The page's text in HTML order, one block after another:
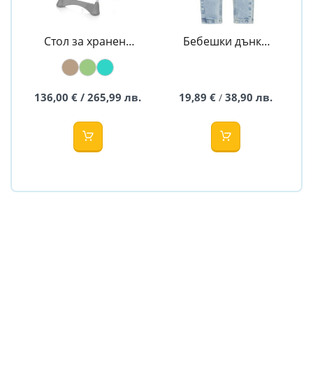
Стол за хранене
PEPE - BABY
DESIGN
136,00 € / 265,99 лв.
Бебешки дънки
19,89 €/ 38,90 лв.